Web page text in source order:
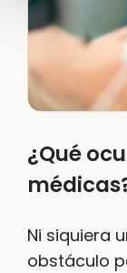
¿Qué
Ni siquiera
obstáculo